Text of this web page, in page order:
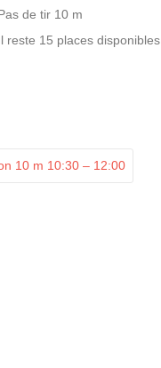
de tir 10 m
reste 15 places disponibles
10 m 10:30 – 12:00